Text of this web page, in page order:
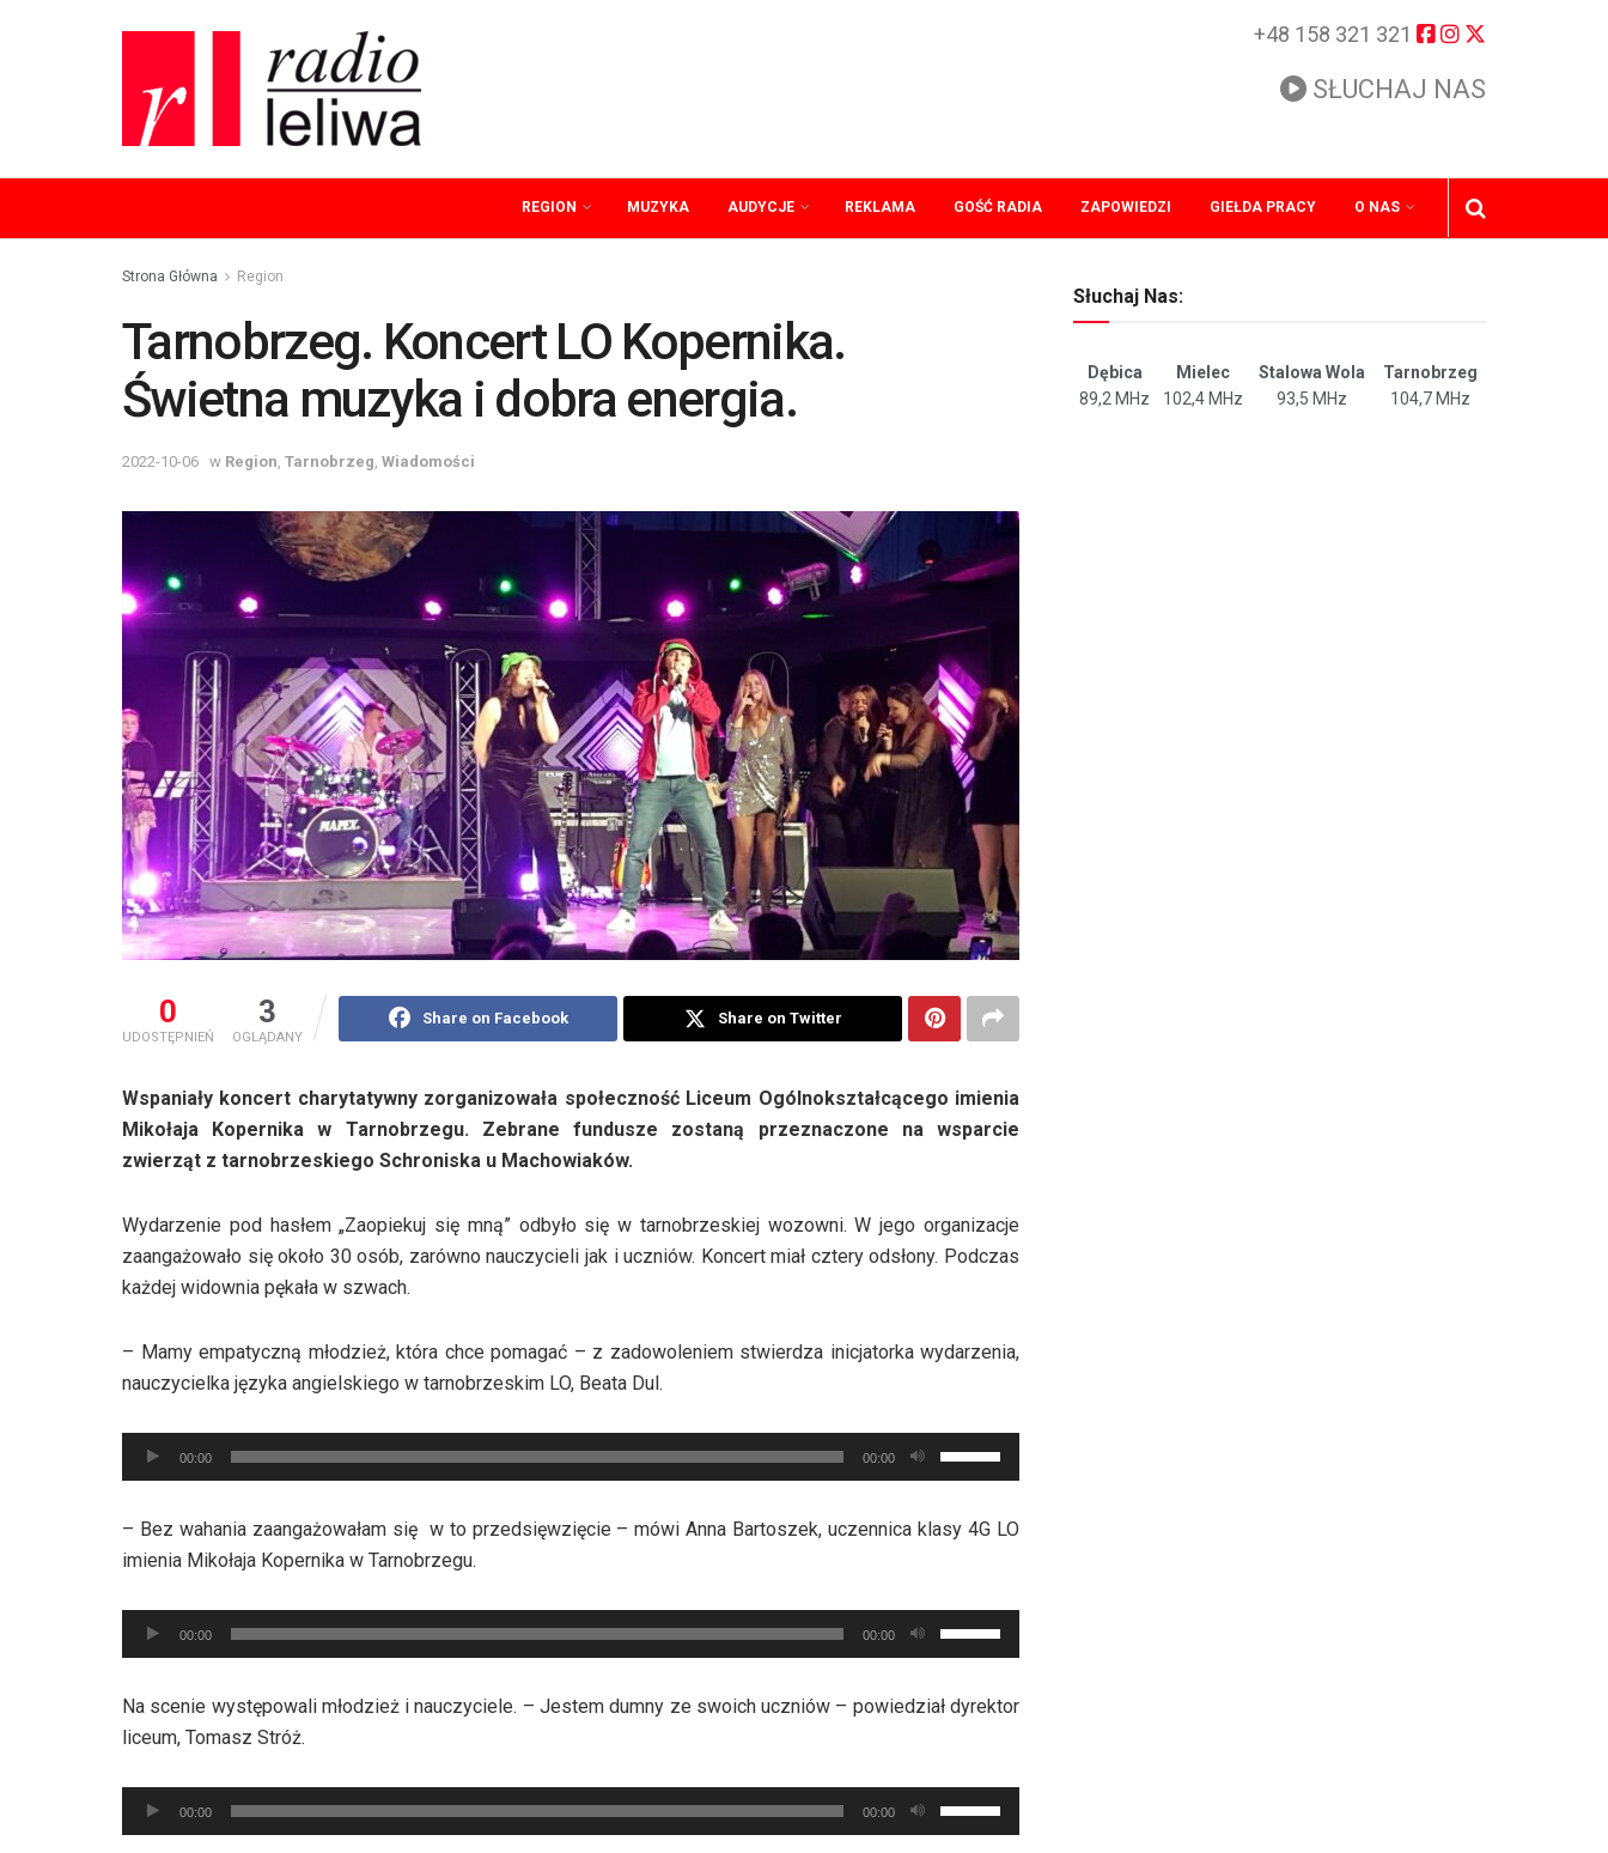
+48 158 321 321
SŁUCHAJ NAS
REGION MUZYKA AUDYCJE REKLAMA GOŚĆ RADIA ZAPOWIEDZI GIEŁDA PRACY O NAS
Strona Główna Region
Tarnobrzeg. Koncert LO Kopernika.
Świetna muzyka i dobra energia.
2022-10-06 w Region Tarnobrzeg Wiadomości
0
UDOSTĘPNIEŃ
3
OGLĄDANY
Share on Facebook Share on Twitter
Wspaniały koncert charytatywny zorganizowała społeczność Liceum Ogólnokształcącego imienia
Mikołaja Kopernika w Tarnobrzegu. Zebrane fundusze zostaną przeznaczone na wsparcie
zwierząt z tarnobrzeskiego Schroniska u Machowiaków.
Wydarzenie pod hasłem „Zaopiekuj się mną” odbyło się w tarnobrzeskiej wozowni. W jego organizacje
zaangażowało się około 30 osób, zarówno nauczycieli jak i uczniów. Koncert miał cztery odsłony. Podczas
każdej widownia pękała w szwach.
– Mamy empatyczną młodzież, która chce pomagać – z zadowoleniem stwierdza inicjatorka wydarzenia,
nauczycielka języka angielskiego w tarnobrzeskim LO, Beata Dul.
Odtwarzacz
plików
00:00 00:00
strzałek
góry
dołu
aby
zwiększyć
głośność.
– Bez wahania zaangażowałam się w to przedsięwzięcie – mówi Anna Bartoszek, uczennica klasy 4G LO
imienia Mikołaja Kopernika w Tarnobrzegu.
Odtwarzacz
plików
00:00 00:00
strzałek
góry
dołu
aby
Na scenie występowali młodzież i nauczyciele. – Jestem dumny ze swoich uczniów – powiedział dyrektor
liceum, Tomasz Stróż.
Odtwarzacz
plików
00:00 00:00
strzałek
Słuchaj Nas:
Dębica Mielec Stalowa Wola
Tarnobrzeg
89,2 MHz
102,4 MHz 93,5 MHz 104,7 MHz